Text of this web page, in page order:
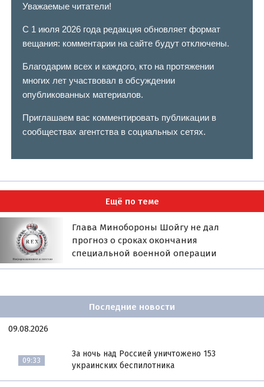
Уважаемые читатели!
С 1 июля 2026 года редакция обновляет формат
вещания: комментарии на сайте будут отключены.
Благодарим всех и каждого, кто на протяжении
многих лет участвовал в обсуждении
опубликованных материалов.
Приглашаем вас комментировать публикации в
сообществах агентства в социальных сетях.
Ещё по теме
Глава Минобороны Шойгу не дал
прогноз о сроках окончания
специальной военной операции
Последние новости
09.08.2026
09:33
За ночь над Россией уничтожено 153
украинских беспилотника